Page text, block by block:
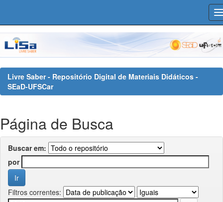
navigation
Livre Saber - Repositório Digital de Materiais Didáticos -
SEaD-UFSCar
Página de Busca
Buscar em:
por
Filtros correntes: